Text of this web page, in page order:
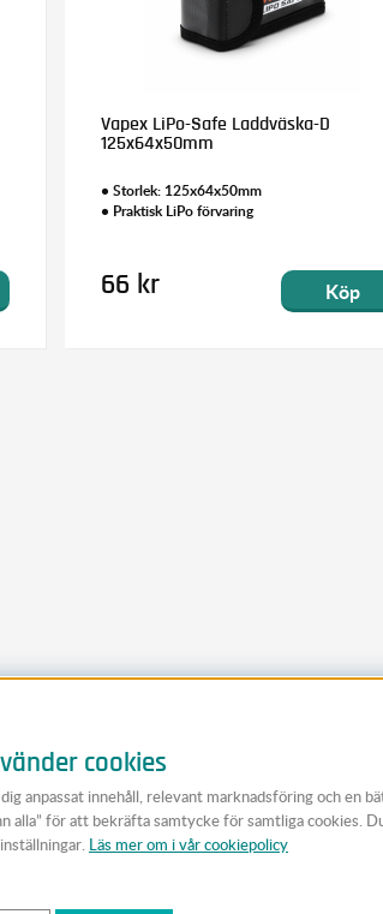
Vapex LiPo-Safe Laddväska-D
125x64x50mm
• Storlek: 125x64x50mm
• Praktisk LiPo förvaring
66 kr Köp
cookies
anpassat innehåll, relevant marknadsföring och en
alla” för att bekräfta samtycke för samtliga cookies.
Läs mer om i vår cookiepolicy